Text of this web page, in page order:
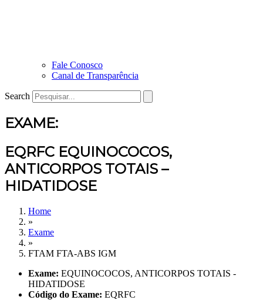
Fale Conosco
Canal de Transparência
Search
EXAME:
EQRFC EQUINOCOCOS,
ANTICORPOS TOTAIS –
HIDATIDOSE
Home
»
Exame
»
FTAM FTA-ABS IGM
Exame: EQUINOCOCOS, ANTICORPOS TOTAIS -
HIDATIDOSE
Código do Exame: EQRFC